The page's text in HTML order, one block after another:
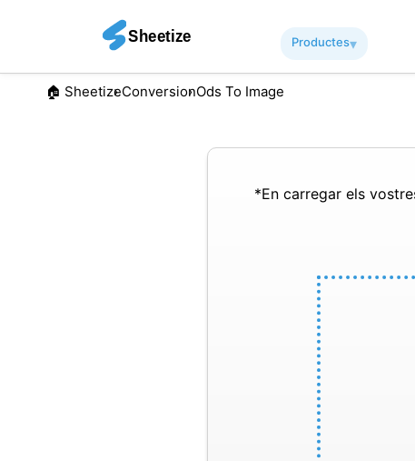
Productes▾︎
🏠︎ SheetizeConversionOds To Image
*En carregar els